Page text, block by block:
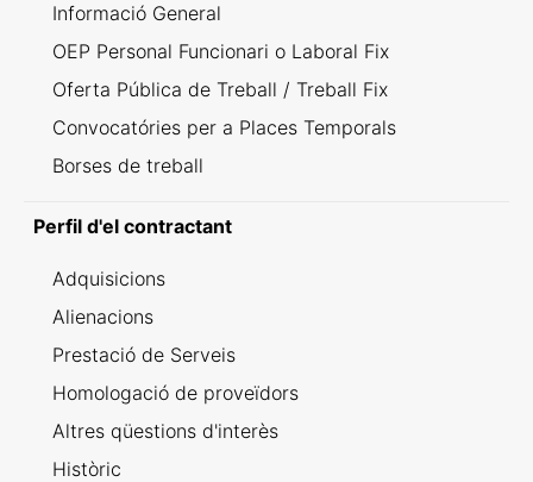
Informació General
OEP Personal Funcionari o Laboral Fix
Oferta Pública de Treball / Treball Fix
Convocatóries per a Places Temporals
Borses de treball
Perfil d'el contractant
Adquisicions
Alienacions
Prestació de Serveis
Homologació de proveïdors
Altres qüestions d'interès
Històric